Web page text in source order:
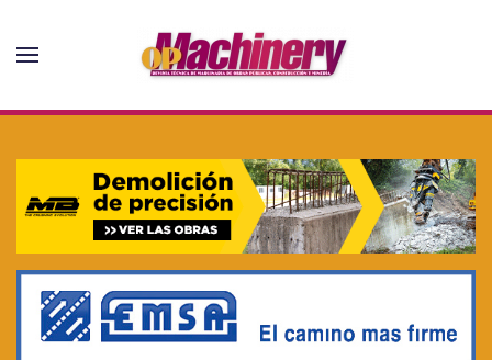
Skip to main content